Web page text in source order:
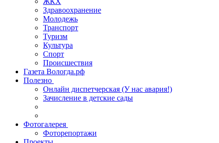
Здравоохранение
Молодежь
Транспорт
Туризм
Культура
Спорт
Происшествия
Газета Вологда.рф
Полезно
Онлайн диспетчерская (У нас авария!)
Зачисление в детские сады
Фотогалерея
Фоторепортажи